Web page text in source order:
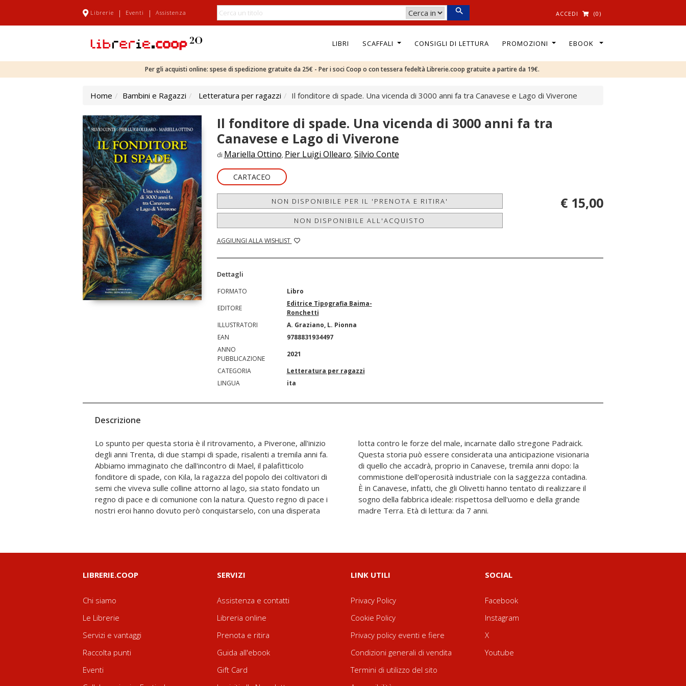
Librerie | Eventi | Assistenza ACCEDI (0)
LIBRI SCAFFALI CONSIGLI DI LETTURA PROMOZIONI EBOOK
Per gli acquisti online: spese di spedizione gratuite da 25€ - Per i soci Coop o con tessera fedeltà Librerie.coop gratuite a partire da 19€.
Home Bambini e Ragazzi Letteratura per ragazzi Il fonditore di spade. Una vicenda di 3000 anni fa tra Canavese e Lago di Viverone
Il fonditore di spade. Una vicenda di 3000 anni fa tra
Canavese e Lago di Viverone
di Mariella Ottino, Pier Luigi Ollearo, Silvio Conte
CARTACEO
NON DISPONIBILE PER IL 'PRENOTA E RITIRA'
NON DISPONIBILE ALL'ACQUISTO
AGGIUNGI ALLA WISHLIST
€ 15,00
Dettagli
FORMATO
Libro
EDITORE
Editrice Tipografia Baima-
Ronchetti
ILLUSTRATORI
A. Graziano, L. Pionna
EAN
9788831934497
ANNO
PUBBLICAZIONE
2021
CATEGORIA
Letteratura per ragazzi
LINGUA
ita
Descrizione
Lo spunto per questa storia è il ritrovamento, a Piverone, all'inizio
degli anni Trenta, di due stampi di spade, risalenti a tremila anni fa.
Abbiamo immaginato che dall'incontro di Mael, il palafitticolo
fonditore di spade, con Kila, la ragazza del popolo dei coltivatori di
semi che viveva sulle colline attorno al lago, sia stato fondato un
regno di pace e di comunione con la natura. Questo regno di pace i
nostri eroi hanno dovuto però conquistarselo, con una disperata
lotta contro le forze del male, incarnate dallo stregone Padraick.
Questa storia può essere considerata una anticipazione visionaria
di quello che accadrà, proprio in Canavese, tremila anni dopo: la
commistione dell'operosità industriale con la saggezza contadina.
È in Canavese, infatti, che gli Olivetti hanno tentato di realizzare il
sogno della fabbrica ideale: rispettosa dell'uomo e della grande
madre Terra. Età di lettura: da 7 anni.
LIBRERIE.COOP
Chi siamo
Le Librerie
Servizi e vantaggi
Raccolta punti
Eventi
SERVIZI
Assistenza e contatti
Libreria online
Prenota e ritira
Guida all'ebook
Gift Card
LINK UTILI
Privacy Policy
Cookie Policy
Privacy policy eventi e fiere
Condizioni generali di vendita
Termini di utilizzo del sito
SOCIAL
Facebook
Instagram
X
Youtube